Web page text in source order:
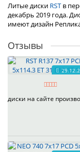
Литые диски RST в
декабрь 2019 года.
имеют дизайн
Отзывы
диски на сайте